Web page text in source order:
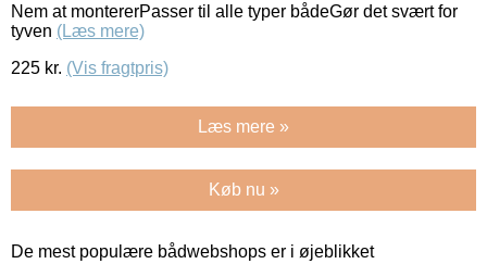
Nem at montererPasser til alle typer bådeGør det svært for
tyven (Læs mere)
225 kr. (Vis fragtpris)
Læs mere »
Køb nu »
De mest populære bådwebshops er i øjeblikket